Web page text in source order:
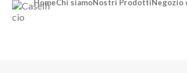
HomeChi siamoNostri ProdottiNegozio